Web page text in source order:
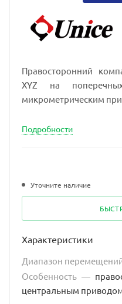
Правосторонний
XYZ на
микрометрическим
Подробности
Уточните наличие
Характеристики
Диапазон
Особенность —
центральным